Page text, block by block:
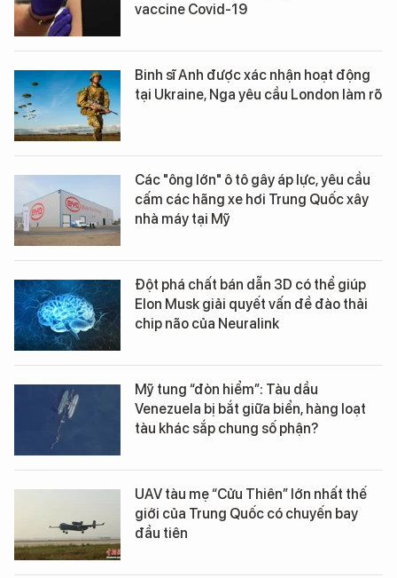
vaccine Covid-19
Binh sĩ Anh được xác nhận hoạt động
tại Ukraine, Nga yêu cầu London làm rõ
Các "ông lớn" ô tô gây áp lực, yêu cầu
cấm các hãng xe hơi Trung Quốc xây
nhà máy tại Mỹ
Đột phá chất bán dẫn 3D có thể giúp
Elon Musk giải quyết vấn đề đào thải
chip não của Neuralink
Mỹ tung “đòn hiểm”: Tàu dầu
Venezuela bị bắt giữa biển, hàng loạt
tàu khác sắp chung số phận?
UAV tàu mẹ “Cửu Thiên” lớn nhất thế
giới của Trung Quốc có chuyến bay
đầu tiên